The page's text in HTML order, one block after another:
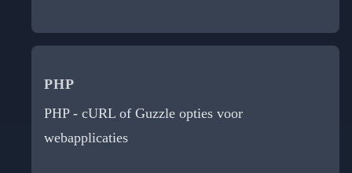
PHP
PHP - cURL of Guzzle opties voor
webapplicaties